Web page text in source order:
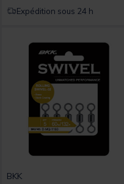
Expédition sous 24 h
BKK